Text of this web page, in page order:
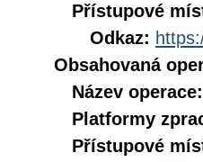
Přístupové
Odkaz:
Obsahovaná
Název operace:
Platformy
Přístupové